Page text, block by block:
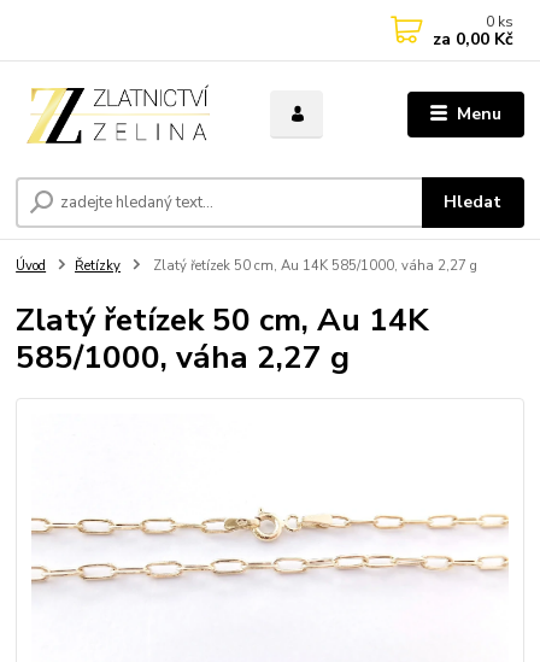
Menu
Hledat
0 ks
za 0,00 Kč
Úvod Řetízky Zlatý řetízek 50 cm, Au 14K 585/1000, váha 2,27 g
Zlatý řetízek 50 cm, Au 14K
585/1000, váha 2,27 g